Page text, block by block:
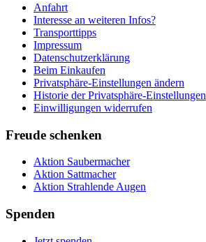
Anfahrt
Interesse an weiteren Infos?
Transporttipps
Impressum
Datenschutzerklärung
Beim Einkaufen
Privatsphäre-Einstellungen ändern
Historie der Privatsphäre-Einstellungen
Einwilligungen widerrufen
Freude schenken
Aktion Saubermacher
Aktion Sattmacher
Aktion Strahlende Augen
Spenden